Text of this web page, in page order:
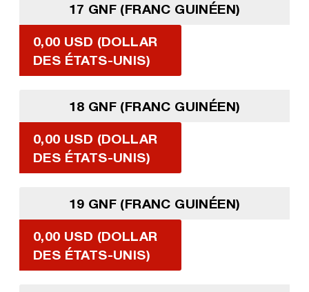
17 GNF (FRANC GUINÉEN)
0,00 USD (DOLLAR
DES ÉTATS-UNIS)
18 GNF (FRANC GUINÉEN)
0,00 USD (DOLLAR
DES ÉTATS-UNIS)
19 GNF (FRANC GUINÉEN)
0,00 USD (DOLLAR
DES ÉTATS-UNIS)